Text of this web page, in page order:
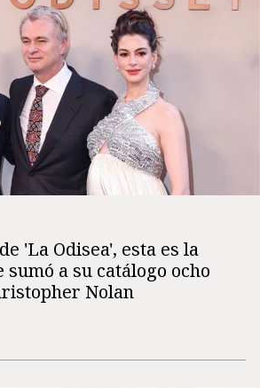
'La Odisea', esta es la
a su catálogo ocho
Nolan